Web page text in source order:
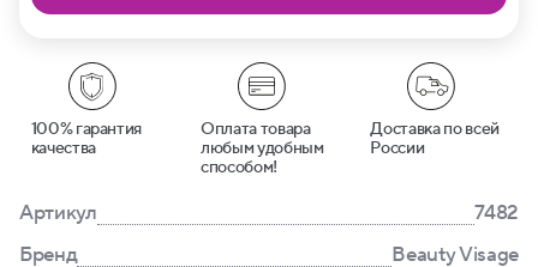
100% гарантия
качества
Оплата товара
любым удобным
способом!
Доставка по всей
России
Артикул
7482
Бренд
Beauty Visage